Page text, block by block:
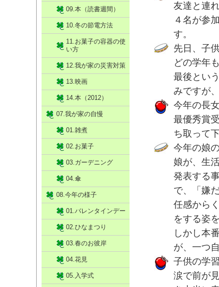
友達と連
４名が参
す。
先日、子
どの学年
最後とい
みですが
今年の長
最優秀賞
ち取って
今年の娘
娘が、生
発表する
で、「嫌
任感から
をする姿
しかし本
が、一つ
子供の学
涙で前が
09.本（読書週間）
10.冬の節電方法
11.お菓子の容器の使
い方
12.我が家の災害対策
13.映画
14.本（2012）
07.我が家の自慢
01.雑煮
02.お菓子
03.ガーデニング
04.傘
08.今年の様子
01.バレンタインデー
02.ひなまつり
03.春のお彼岸
04.花見
05.入学式